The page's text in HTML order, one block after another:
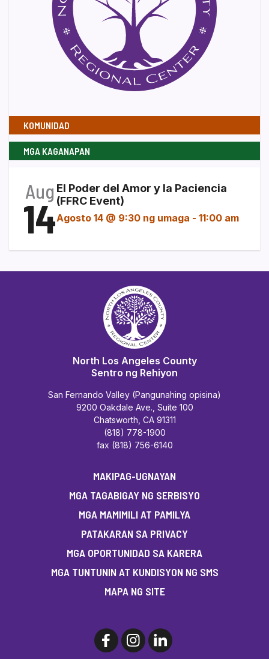
KOMUNIDAD
MGA KAGANAPAN
Aug
14
El Poder del Amor y la Paciencia
(FFRC Event)
Agosto 14 @ 9:30 ng umaga - 11:00 am
North Los Angeles County
Sentro ng Rehiyon
San Fernando Valley (Pangunahing opisina)
9200 Oakdale Ave., Suite 100
Chatsworth, CA 91311
(818) 778-1900
fax (818) 756-6140
MAKIPAG-UGNAYAN
MGA TAGABIGAY NG SERBISYO
MGA MAMIMILI AT PAMILYA
PATAKARAN SA PRIVACY
MGA OPORTUNIDAD SA KARERA
MGA TUNTUNIN AT KUNDISYON NG SMS
MAPA NG SITE